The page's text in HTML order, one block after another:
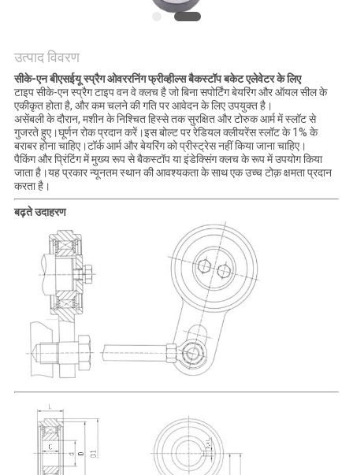
POLICY
उत्पाद विवरण
सीके-एन बीएसईयू स्प्रैग ओवररनिंग फ्रीव्हील्स बैकस्टॉप बकेट एलेवेटर के लिए
टाइप सीके-एन स्प्रैग टाइप वन वे क्लच है जो बिना सपोर्टिंग बेयरिंग और ऑयल सील के
एकीकृत होता है, और कम चलने की गति पर आवेदन के लिए उपयुक्त है।
असेंबली के दौरान, मशीन के निश्चित हिस्से तक सुरक्षित और टोरुक आर्म में स्लॉट से
गुजरते हुए।घूर्णन रोक प्रदान करें।इस बोल्ट पर रेडियल क्लीयरेंस स्लॉट के 1% के
बराबर होना चाहिए।टॉर्क आर्म और बेयरिंग को प्रीस्ट्रेस नहीं किया जाना चाहिए।
पैकिंग और प्रिंटिंग में मुख्य रूप से बैकस्टॉप या इंडेक्सिंग क्लच के रूप में उपयोग किया
जाता है।यह प्रकार न्यूनतम स्थान की आवश्यकता के साथ एक उच्च टोक़ क्षमता प्रदान
करता है।
बढ़ते उदाहरण